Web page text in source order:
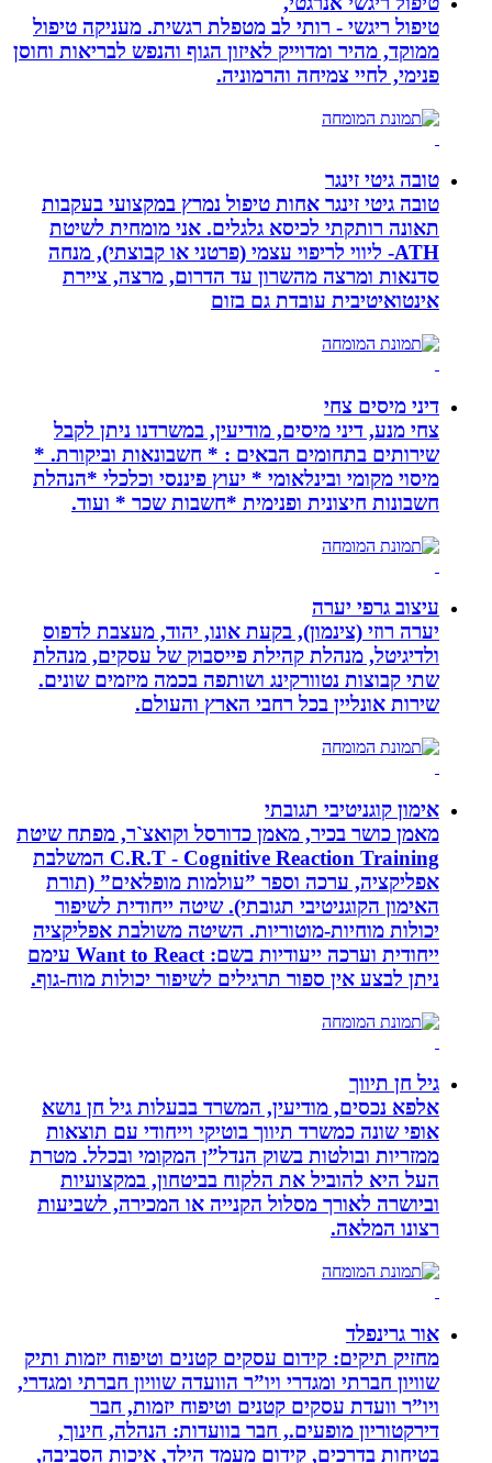
טיפול ריגשי - רותי לב מטפלת רגשית. מעניקה טיפול
ממוקד, מהיר ומדוייק לאיזון הגוף והנפש לבריאות וחוסן
פנימי, לחיי צמיחה והרמוניה.
טובה גיטי זינגר
טובה גיטי זינגר אחות טיפול נמרץ במקצועי בעקבות
תאונה רותקתי לכיסא גלגלים. אני מומחית לשיטת
ATH- ליווי לריפוי עצמי (פרטני או קבוצתי), מנחה
סדנאות ומרצה מהשרון עד הדרום, מרצה, ציירת
אינטואיטיבית עובדת גם בזום
דיני מיסים צחי
צחי מנע, דיני מיסים, מודיעין, במשרדנו ניתן לקבל
שירותים בתחומים הבאים : * חשבונאות וביקורת. *
מיסוי מקומי ובינלאומי * יעוץ פיננסי וכלכלי *הנהלת
חשבונות חיצונית ופנימית *חשבות שכר * ועוד.
עיצוב גרפי יערה
יערה רוזי (צינמון), בקעת אונו, יהוד, מעצבת לדפוס
ולדיגיטל, מנהלת קהילת פייסבוק של עסקים, מנהלת
שתי קבוצות נטוורקינג ושותפה בכמה מיזמים שונים.
שירות אונליין בכל רחבי הארץ והעולם.
אימון קוגניטיבי תגובתי
מאמן כושר בכיר, מאמן כדורסל וקואצ`ר, מפתח שיטת
C.R.T - Cognitive Reaction Training המשלבת
אפליקציה, ערכה וספר ”עולמות מופלאים” (תורת
האימון הקוגניטיבי תגובתי). שיטה ייחודית לשיפור
יכולות מוחיות-מוטוריות. השיטה משולבת אפליקציה
ייחודית וערכה ייעודיות בשם: Want to React עימם
ניתן לבצע אין ספור תרגילים לשיפור יכולות מוח-גוף.
גיל חן תיווך
אלפא נכסים, מודיעין, המשרד בבעלות גיל חן נושא
אופי שונה כמשרד תיווך בוטיקי וייחודי עם תוצאות
ממזריות ובולטות בשוק הנדל”ן המקומי ובכלל. מטרת
העל היא להוביל את הלקוח בביטחון, במקצועיות
וביושרה לאורך מסלול הקנייה או המכירה, לשביעות
רצונו המלאה.
אור גרינפלד
מחזיק תיקים: קידום עסקים קטנים וטיפוח יזמות ותיק
שוויון חברתי ומגדרי ויו”ר הוועדה שוויון חברתי ומגדרי,
ויו”ר וועדת עסקים קטנים וטיפוח יזמות, חבר
דירקטוריון מופעים., חבר בוועדות: הנהלה, חינוך,
בטיחות בדרכים, קידום מעמד הילד, איכות הסביבה,